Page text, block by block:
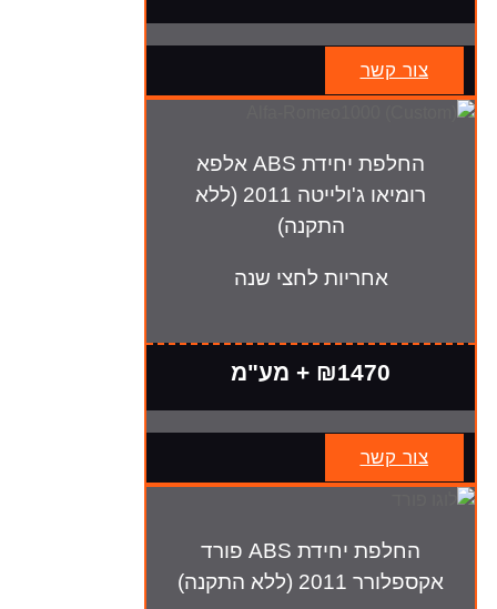
צור קשר
החלפת יחידת ABS אלפא
רומיאו ג'ולייטה 2011 (ללא
התקנה)
אחריות לחצי שנה
₪1470 + מע"מ
צור קשר
החלפת יחידת ABS פורד
אקספלורר 2011 (ללא התקנה)